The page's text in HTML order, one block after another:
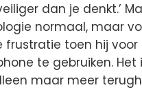
dan je denkt.’
normaal, maar
frustratie toen hij
te gebruiken.
maar meer